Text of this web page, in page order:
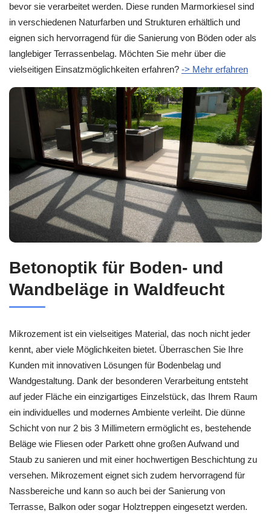
bevor sie verarbeitet werden. Diese runden Marmorkiesel sind
in verschiedenen Naturfarben und Strukturen erhältlich und
eignen sich hervorragend für die Sanierung von Böden oder als
langlebiger Terrassenbelag. Möchten Sie mehr über die
vielseitigen Einsatzmöglichkeiten erfahren? -> Mehr erfahren
Betonoptik für Boden- und
Wandbeläge in Waldfeucht
Mikrozement ist ein vielseitiges Material, das noch nicht jeder
kennt, aber viele Möglichkeiten bietet. Überraschen Sie Ihre
Kunden mit innovativen Lösungen für Bodenbelag und
Wandgestaltung. Dank der besonderen Verarbeitung entsteht
auf jeder Fläche ein einzigartiges Einzelstück, das Ihrem Raum
ein individuelles und modernes Ambiente verleiht. Die dünne
Schicht von nur 2 bis 3 Millimetern ermöglicht es, bestehende
Beläge wie Fliesen oder Parkett ohne großen Aufwand und
Staub zu sanieren und mit einer hochwertigen Beschichtung zu
versehen. Mikrozement eignet sich zudem hervorragend für
Nassbereiche und kann so auch bei der Sanierung von
Terrasse, Balkon oder sogar Holztreppen eingesetzt werden.